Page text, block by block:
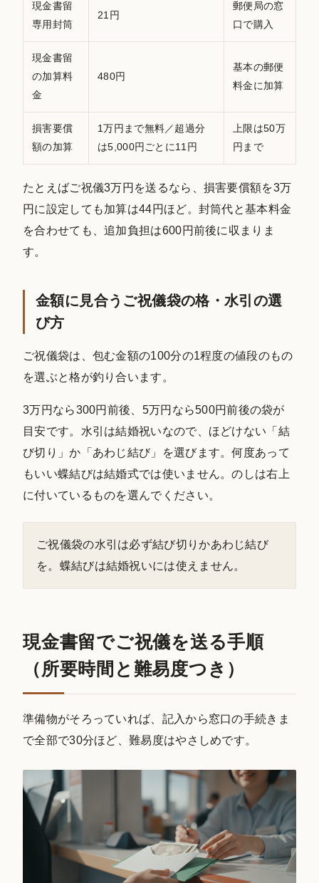
現金書留
専用封筒
21円
郵便局の窓
口で購入
現金書留
の加算料
金
480円
基本の郵便
料金に加算
損害要償
額の加算
1万円まで無料／超過分
は5,000円ごとに11円
上限は50万
円まで
たとえばご祝儀3万円を送るなら、損害要償額を3万
円に設定しても加算は44円ほど。封筒代と基本料金
を合わせても、追加負担は600円前後に収まりま
す。
金額に見合うご祝儀袋の格・水引の選
び方
ご祝儀袋は、包む金額の100分の1程度の値段のもの
を選ぶと格が釣り合います。
3万円なら300円前後、5万円なら500円前後の袋が
目安です。水引は結婚祝いなので、ほどけない「結
び切り」か「あわじ結び」を選びます。何度あって
もいい蝶結びは結婚式では使いません。のしは右上
に付いているものを選んでください。
ご祝儀袋の水引は必ず結び切りかあわじ結び
を。蝶結びは結婚祝いには使えません。
現金書留でご祝儀を送る手順
（所要時間と難易度つき）
準備物がそろっていれば、記入から窓口の手続きま
で全部で30分ほど、難易度はやさしめです。